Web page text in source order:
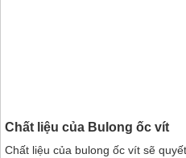
Chất liệu của Bulong ốc vít
Chất liệu của bulong ốc vít sẽ